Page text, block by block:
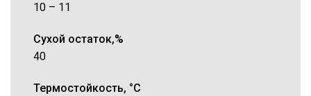
10 – 11
Сухой остаток,%
40
Термостойкость, °C